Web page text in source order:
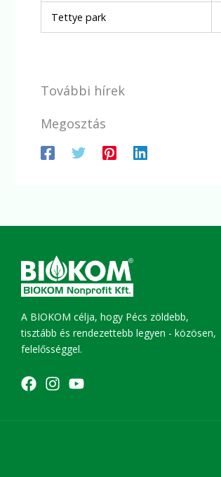
Tettye park
További hírek
Megosztás
A BIOKOM célja, hogy Pécs zöldebb,
tisztább és rendezettebb legyen - közösen,
felelősséggel.